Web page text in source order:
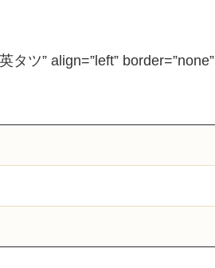
ツ” align=”left” border=”none”